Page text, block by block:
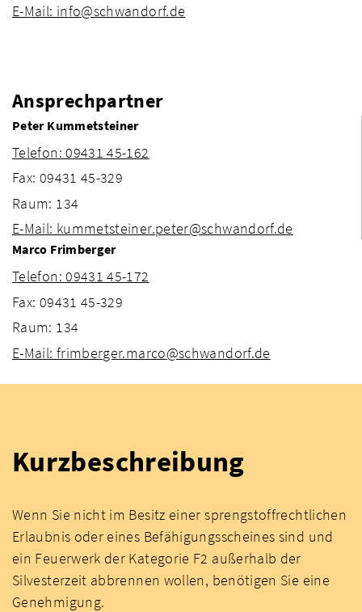
E-Mail: info@schwandorf.de
Ansprechpartner
Peter Kummetsteiner
Telefon: 09431 45-162
Fax: 09431 45-329
Raum: 134
E-Mail: kummetsteiner.peter@schwandorf.de
Marco Frimberger
Telefon: 09431 45-172
Fax: 09431 45-329
Raum: 134
E-Mail: frimberger.marco@schwandorf.de
Kurzbeschreibung
Wenn Sie nicht im Besitz einer sprengstoffrechtlichen
Erlaubnis oder eines Befähigungsscheines sind und
ein Feuerwerk der Kategorie F2 außerhalb der
Silvesterzeit abbrennen wollen, benötigen Sie eine
Genehmigung.